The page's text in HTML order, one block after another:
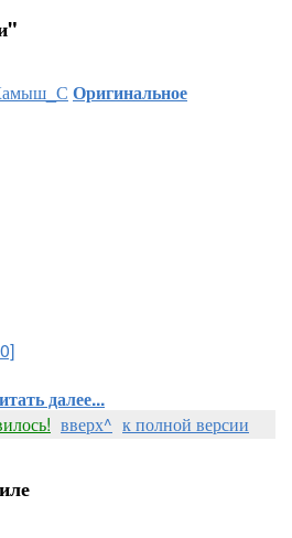
Оригинальное
далее...
вверх^ к полной версии